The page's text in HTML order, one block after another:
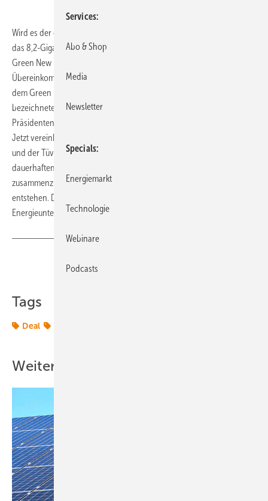
Wird es der größte Offshore-Windpark der Welt werden? Bis 2030 soll
das 8,2-Gigawatt-Projekt vor Südkorea entstehen, so sieht es der
Green New Deal vor – also ein gesellschaftlich-politisches
Übereinkommen zur Gestaltung einer nachhaltigen Wirtschaft ähnlich
dem Green Deal der Europäischen Union. Das als Shinan Wind Farm
bezeichnete Offshore-Projekt ist eine wesentlicher Teil des vom
Präsidenten des Landes, Moon Jae-In, vorgelegten Green New Deal.
Jetzt vereinbarten der Energiekonzern Kepco, die Region Shinan-gun
und der Tüv Süd Korea beim Aufbau eines industriellen Systems zum
dauerhaften Betrieb und zur Instandhaltung des Windparks
zusammenzuarbeiten. Der Windpark soll in mehreren Bauphasen
entstehen. Dem Projektkonsortium gehören viele weitere
Energieunternehmen an.(Tw)
Tags
Deal
Weitere Inhalte
Services
Abo & Shop
Media
Newsletter
Specials
Energiemarkt
Technologie
Webinare
Podcasts